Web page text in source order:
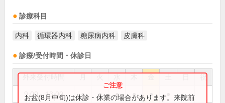
診療科目
内科 循環器内科 糖尿病内科 皮膚科
診療/受付時間・休診日
祝
9:00～13:00 ● ● ● ● ●
お盆(8月中旬)は休診・休業の場合があります。来院前